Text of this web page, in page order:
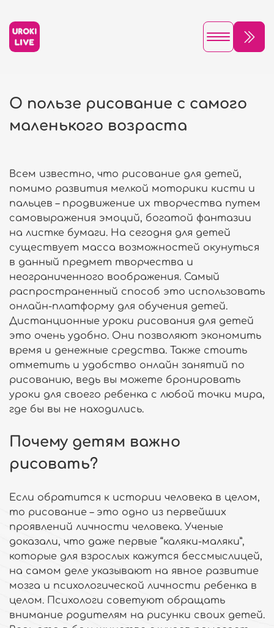
О пользе рисование с самого
маленького возраста
Всем известно, что рисование для детей,
помимо развития мелкой моторики кисти и
пальцев – продвижение их творчества путем
самовыражения эмоций, богатой фантазии
на листке бумаги. На сегодня для детей
существует масса возможностей окунуться
в данный предмет творчества и
неограниченного воображения. Самый
распространенный способ это использовать
онлайн-платформу для обучения детей.
Дистанционные уроки рисования для детей
это очень удобно. Они позволяют экономить
время и денежные средства. Также стоить
отметить и удобство онлайн занятий по
рисованию, ведь вы можете бронировать
уроки для своего ребенка с любой точки мира,
где бы вы не находились.
Почему детям важно
рисовать?
Если обратится к истории человека в целом,
то рисование – это одно из первейших
проявлений личности человека. Ученые
доказали, что даже первые “каляки-маляки”,
которые для взрослых кажутся бессмыслицей,
на самом деле указывают на явное развитие
мозга и психологической личности ребенка в
целом. Психологи советуют обращать
внимание родителям на рисунки своих детей.